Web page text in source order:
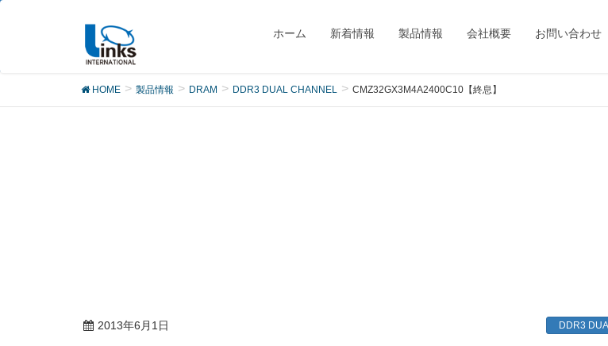
ホーム 新着情報 製品情報 会社概要 お問い合わせ
製品
HOME 製品情報 DRAM DDR3 DUAL CHANNEL CMZ32GX3M4A2400C10【終息】
2013年6月1日 DDR3